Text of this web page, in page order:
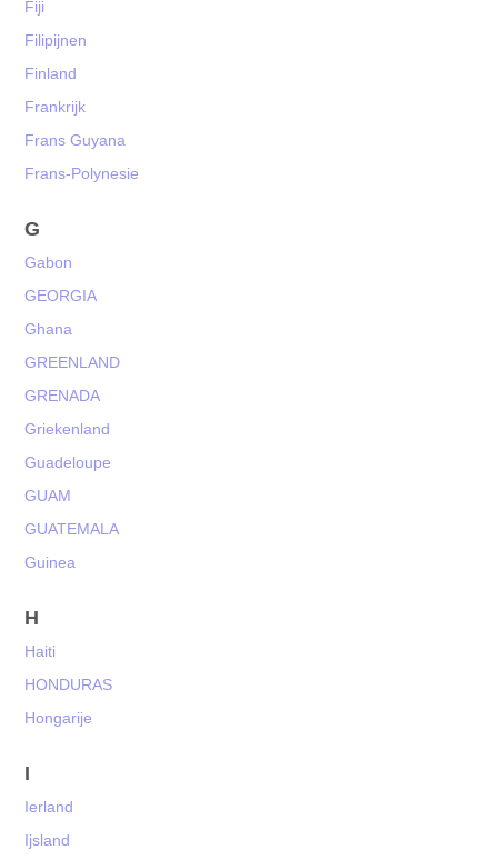
Fiji
Filipijnen
Finland
Frankrijk
Frans Guyana
Frans-Polynesie
G
Gabon
GEORGIA
Ghana
GREENLAND
GRENADA
Griekenland
Guadeloupe
GUAM
GUATEMALA
Guinea
H
Haiti
HONDURAS
Hongarije
I
Ierland
Ijsland